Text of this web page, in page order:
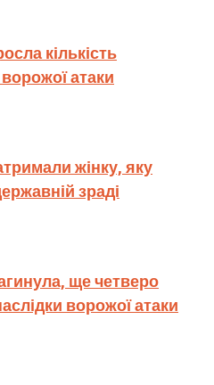
кількість
атаки
жінку, яку
зраді
ще четверо
ворожої атаки